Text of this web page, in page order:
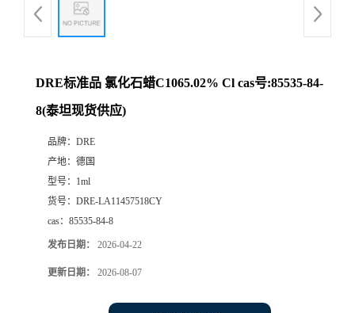
DRE标准品 氯化石蜡C1065.02% Cl cas号:85535-84-
8(泰坦现货供应)
品牌： DRE
产地： 德国
型号： 1ml
货号： DRE-LA11457518CY
cas： 85535-84-8
发布日期： 2026-04-22
更新日期： 2026-08-07